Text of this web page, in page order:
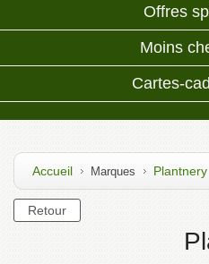
Offres
Moins
Cartes-
Accueil Marques Plantnery